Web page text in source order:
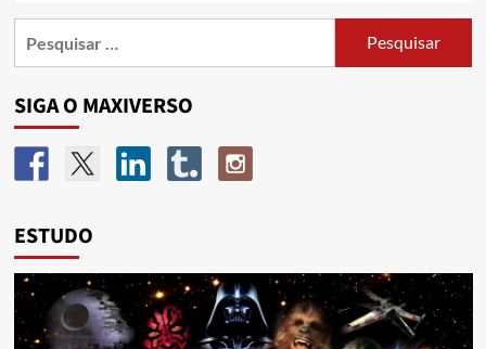
SIGA O MAXIVERSO
ESTUDO